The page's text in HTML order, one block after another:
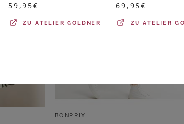
BONPRIX
59,95€
ZUATELIER GOLDNER
69,95€
ZUATELIER